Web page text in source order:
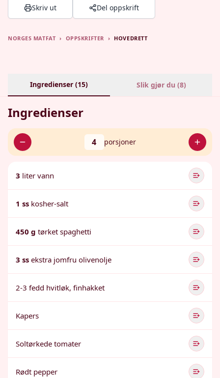
Skriv ut Del oppskrift
NORGES MATFAT › OPPSKRIFTER › HOVEDRETT
Ingredienser (15) Slik gjør du (8)
Ingredienser
4 porsjoner
3 liter vann
1 ss kosher-salt
450 g tørket spaghetti
3 ss ekstra jomfru olivenolje
2-3 fedd hvitløk, finhakket
Kapers
Soltørkede tomater
Rødt pepper